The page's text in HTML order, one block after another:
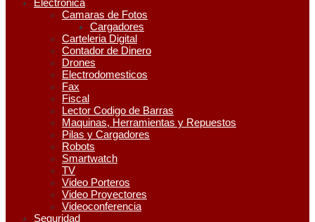
Electrónica
Camaras de Fotos
Cargadores
Carteleria Digital
Contador de Dinero
Drones
Electrodomesticos
Fax
Fiscal
Lector Codigo de Barras
Maquinas, Herramientas y Repuestos
Pilas y Cargadores
Robots
Smartwatch
TV
Video Porteros
Video Proyectores
Videoconferencia
Seguridad